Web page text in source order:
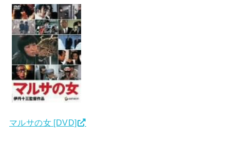
マルサの女 [DVD]